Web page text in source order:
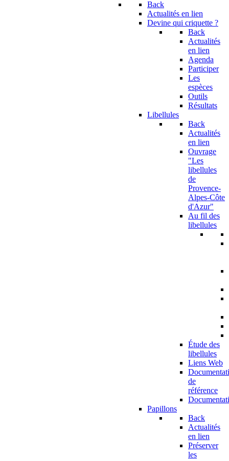
Back
Actualités en lien
Devine qui criquette ?
Back
Actualités
en lien
Agenda
Participer
Les
espèces
Outils
Résultats
Libellules
Back
Actualités
en lien
Ouvrage
"Les
libellules
de
Provence-
Alpes-Côte
d'Azur"
Au fil des
libellules
Étude des
libellules
Liens Web
de
référence
Papillons
Back
Actualités
en lien
Préserver
les